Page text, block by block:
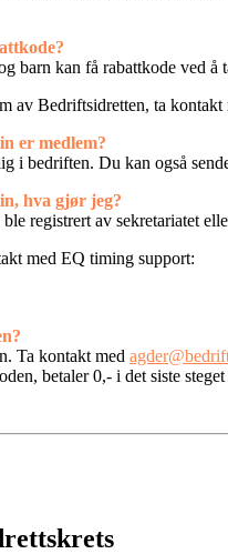
barn kan få rabattkode ved å
av Bedriftsidretten, ta kontakt
er medlem?
i bedriften. Du kan også
hva gjør jeg?
registrert av sekretariatet
med EQ timing support:
Ta kontakt med
betaler 0,- i det siste